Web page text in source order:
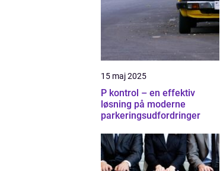
15 maj 2025
P kontrol – en effektiv
løsning på moderne
parkeringsudfordringer